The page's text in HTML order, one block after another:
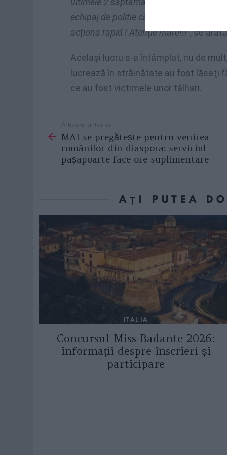
echipaj de poliție care sa controleze
acționa rapid ! Atenție mare!!!”, se
Acelaşi lucru s-a întâmplat, nu de
lucrează în străinătate au fost lăsaţi
ce au fost victimele unor tâlhari.
more
Articolul anterior
MAI se pregătește pentru venirea
românilor din diaspora: serviciul
pașapoarte face ore suplimentare
AȚI PUTEA
ITALIA
Concursul Miss Badante 2026:
informații despre înscrieri și
participare